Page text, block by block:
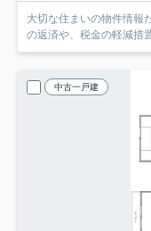
大切な住まいの物件情報
の返済や、税金の軽減措
中古一戸建